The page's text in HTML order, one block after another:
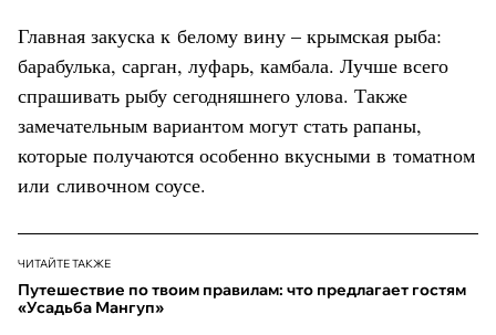
Главная закуска к белому вину – крымская рыба:
барабулька, сарган, луфарь, камбала. Лучше всего
спрашивать рыбу сегодняшнего улова. Также
замечательным вариантом могут стать рапаны,
которые получаются особенно вкусными в томатном
или сливочном соусе.
ЧИТАЙТЕ ТАКЖЕ
Путешествие по твоим правилам: что предлагает гостям
«Усадьба Мангуп»